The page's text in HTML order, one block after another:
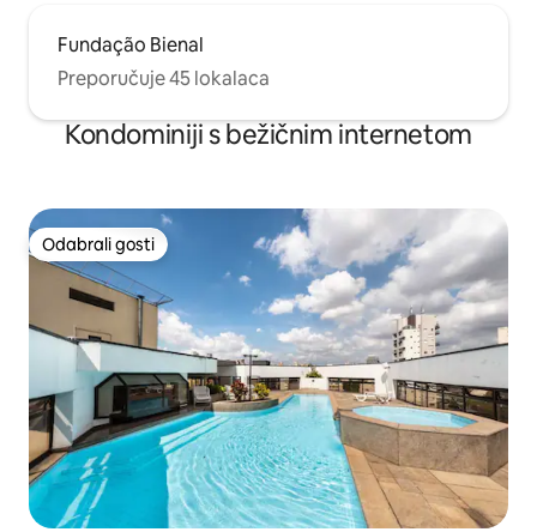
Fundação Bienal
Preporučuje 45 lokalaca
Kondominiji s bežičnim internetom
Odabrali gosti
Odabrali gosti